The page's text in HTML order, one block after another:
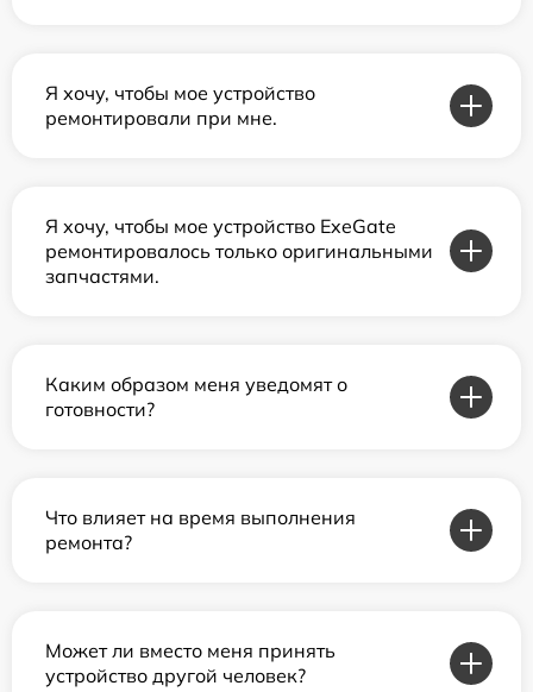
Я хочу, чтобы мое устройство
ремонтировали при мне.
Я хочу, чтобы мое устройство ExeGate
ремонтировалось только оригинальными
запчастями.
Каким образом меня уведомят о
готовности?
Что влияет на время выполнения
ремонта?
Может ли вместо меня принять
устройство другой человек?